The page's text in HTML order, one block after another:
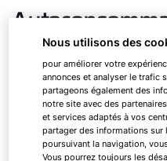
photovoltaïque
savoir avant
Avant de faire installer
photovoltaïque, vous
points suivants :
Nous utilisons des
pour améliorer votre
annonces et analyser le trafic
partageons également des
notre site avec des
et services adaptés à vos
partager des informations sur
poursuivant la navigation,
Vous pourrez toujours les